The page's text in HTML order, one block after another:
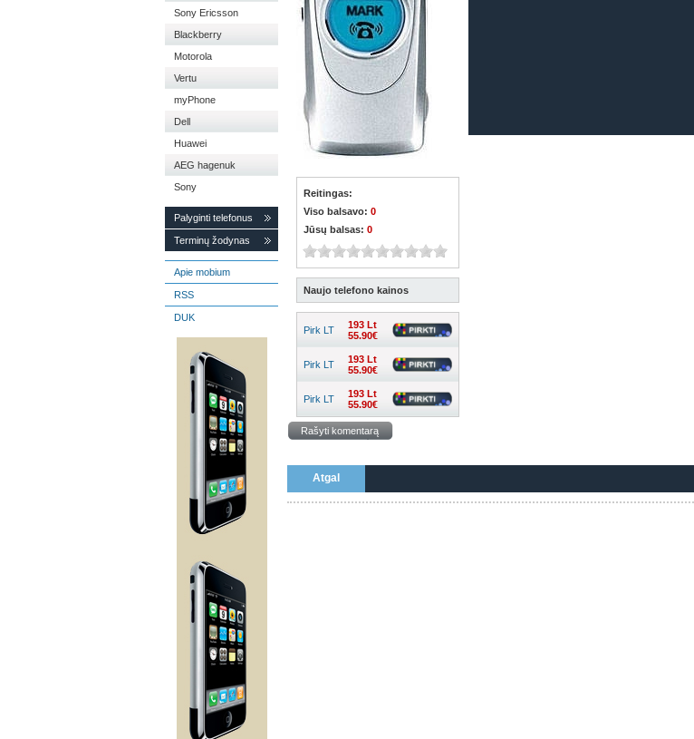
Sony Ericsson
Blackberry
Motorola
Vertu
myPhone
Dell
Huawei
AEG hagenuk
Sony
Palyginti telefonus
Terminų žodynas
Apie mobium
RSS
DUK
Reitingas:
Viso balsavo: 0
Jūsų balsas: 0
Naujo telefono kainos
Pirk LT
193 Lt
55.90€
Pirk LT
193 Lt
55.90€
Pirk LT
193 Lt
55.90€
Rašyti komentarą
Atgal